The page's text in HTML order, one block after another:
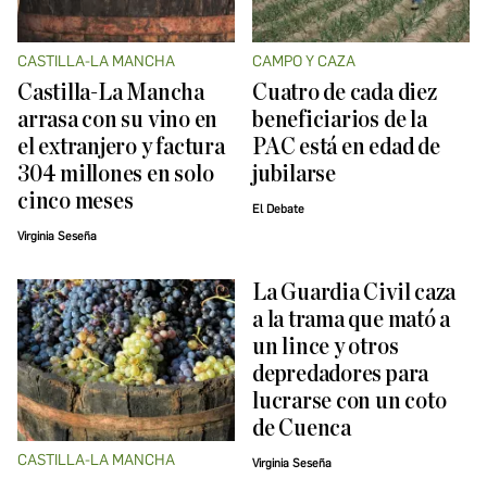
CASTILLA-LA MANCHA
Castilla-La Mancha
arrasa con su vino en
el extranjero y factura
304 millones en solo
cinco meses
Virginia Seseña
CAMPO Y CAZA
Cuatro de cada diez
beneficiarios de la
PAC está en edad de
jubilarse
El Debate
CASTILLA-LA MANCHA
La Guardia Civil caza
a la trama que mató a
un lince y otros
depredadores para
lucrarse con un coto
de Cuenca
Virginia Seseña